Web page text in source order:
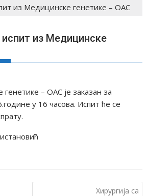
из Медицинске генетике – ОАС
из Медицинске
– ОАС је заказан за
у 16 часова. Испит ће се
Хирургија са